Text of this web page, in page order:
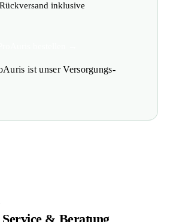
inklusive
ist unser Versorgungs-
Service & Beratung